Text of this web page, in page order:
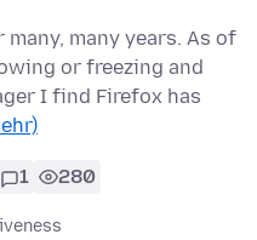
many years. As of
or freezing and
I find Firefox has
1 280